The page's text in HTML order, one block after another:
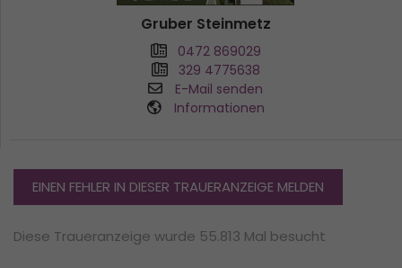
Gruber Steinmetz
0472 869029
329 4775638
E-Mail senden
Informationen
EINEN FEHLER IN DIESER TRAUERANZEIGE MELDEN
Diese Traueranzeige wurde 55.813 Mal besucht